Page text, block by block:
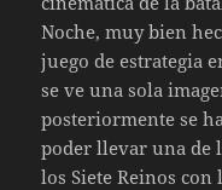
Noche, muy bien
juego de estrategia
se ve una sola
posteriormente se
poder llevar una de
los Siete Reinos con